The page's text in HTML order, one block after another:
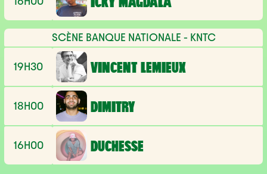
ICKY MAGDALA
SCÈNE BANQUE NATIONALE - KNTC
19H30 VINCENT LEMIEUX
18H00 DIMITRY
16H00 DUCHESSE